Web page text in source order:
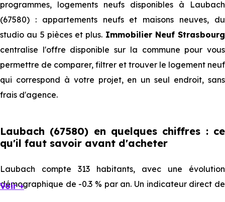
programmes, logements neufs disponibles à Laubach
(67580) : appartements neufs et maisons neuves, du
studio au 5 pièces et plus. Immobilier Neuf Strasbourg
centralise l'offre disponible sur la commune pour vous
permettre de comparer, filtrer et trouver le logement neuf
qui correspond à votre projet, en un seul endroit, sans
frais d'agence.
Laubach (67580) en quelques chiffres : ce
qu'il faut savoir avant d'acheter
Laubach compte 313 habitants, avec une évolution
démographique de -0.3 % par an. Un indicateur direct de
Voir +